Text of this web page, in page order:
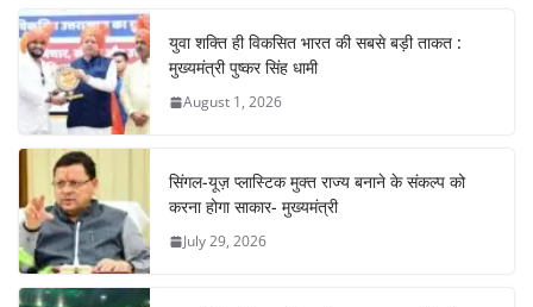
युवा शक्ति ही विकसित भारत की सबसे बड़ी ताकत :
मुख्यमंत्री पुष्कर सिंह धामी
August 1, 2026
सिंगल-यूज़ प्लास्टिक मुक्त राज्य बनाने के संकल्प को
करना होगा साकार- मुख्यमंत्री
July 29, 2026